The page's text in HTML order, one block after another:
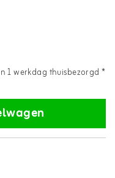
1 werkdag thuisbezorgd *